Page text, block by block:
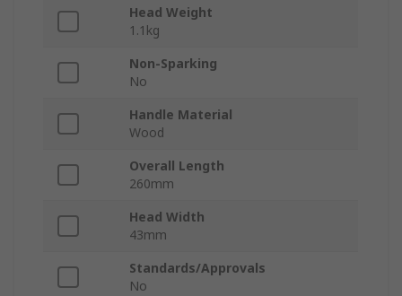
Head Weight
1.1kg
Non-Sparking
No
Handle Material
Wood
Overall Length
260mm
Head Width
43mm
Standards/Approvals
No